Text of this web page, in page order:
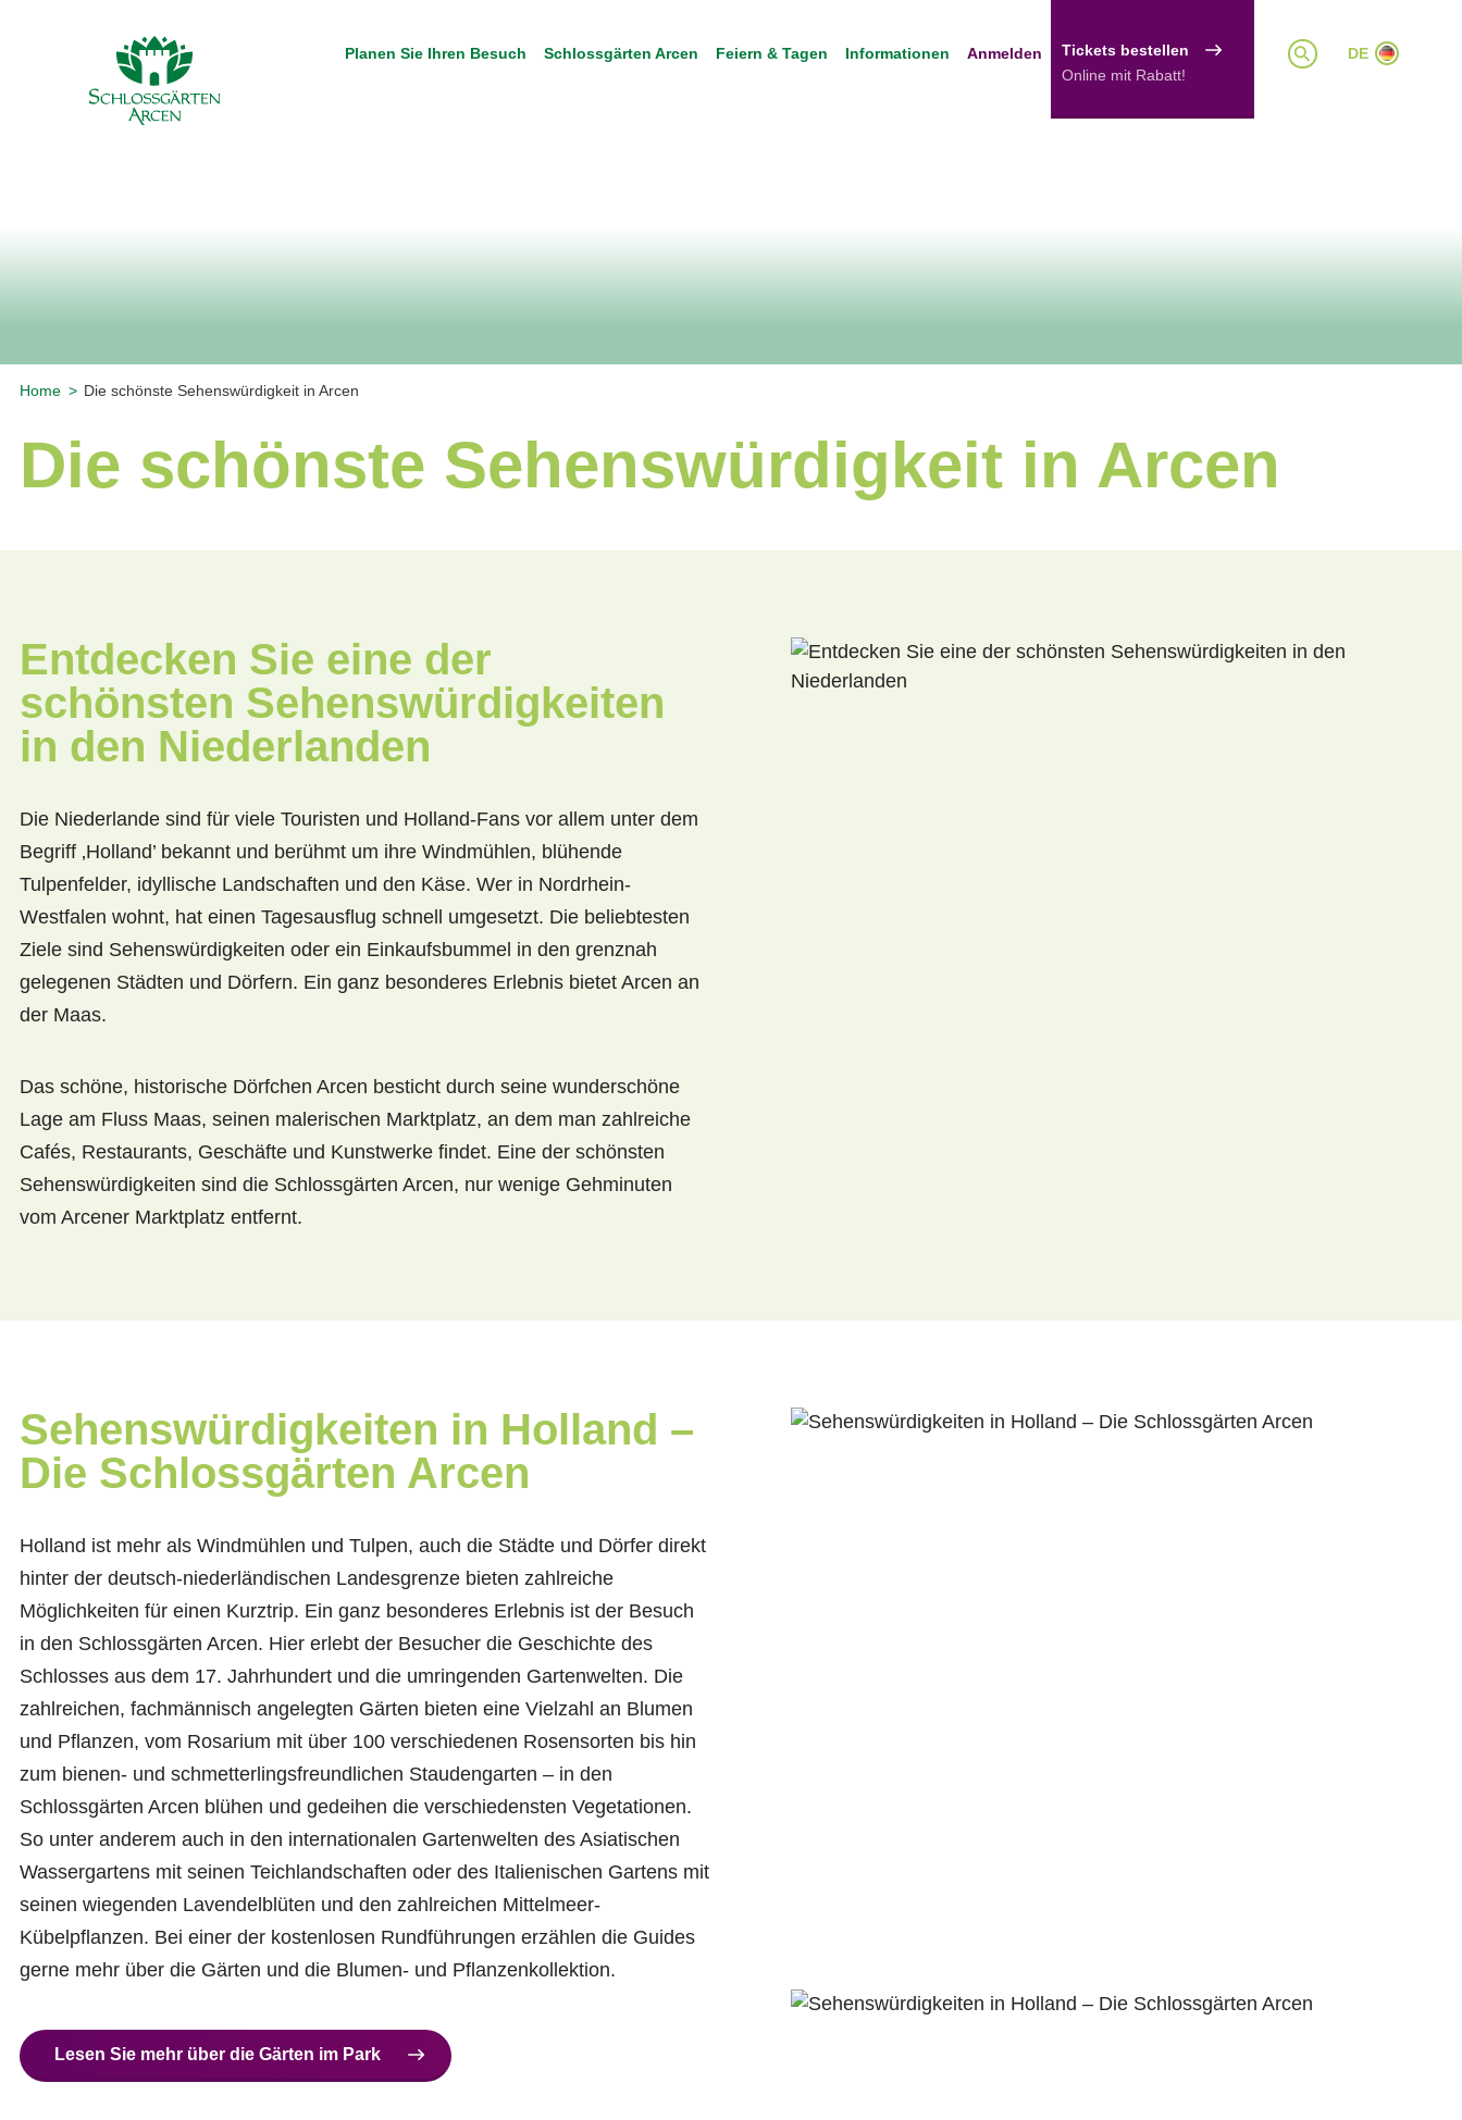
Planen Sie Ihren Besuch Schlossgärten Arcen Feiern & Tagen Informationen Anmelden
Tickets bestellen
Online mit Rabatt!
DE
Home Die schönste Sehenswürdigkeit in Arcen
Die schönste Sehenswürdigkeit in Arcen
Entdecken Sie eine der
schönsten Sehenswürdigkeiten
in den Niederlanden
Die Niederlande sind für viele Touristen und Holland-Fans vor allem unter dem
Begriff ‚Holland’ bekannt und berühmt um ihre Windmühlen, blühende
Tulpenfelder, idyllische Landschaften und den Käse. Wer in Nordrhein-
Westfalen wohnt, hat einen Tagesausflug schnell umgesetzt. Die beliebtesten
Ziele sind Sehenswürdigkeiten oder ein Einkaufsbummel in den grenznah
gelegenen Städten und Dörfern. Ein ganz besonderes Erlebnis bietet Arcen an
der Maas.
Das schöne, historische Dörfchen Arcen besticht durch seine wunderschöne
Lage am Fluss Maas, seinen malerischen Marktplatz, an dem man zahlreiche
Cafés, Restaurants, Geschäfte und Kunstwerke findet. Eine der schönsten
Sehenswürdigkeiten sind die Schlossgärten Arcen, nur wenige Gehminuten
vom Arcener Marktplatz entfernt.
Sehenswürdigkeiten in Holland –
Die Schlossgärten Arcen
Holland ist mehr als Windmühlen und Tulpen, auch die Städte und Dörfer direkt
hinter der deutsch-niederländischen Landesgrenze bieten zahlreiche
Möglichkeiten für einen Kurztrip. Ein ganz besonderes Erlebnis ist der Besuch
in den Schlossgärten Arcen. Hier erlebt der Besucher die Geschichte des
Schlosses aus dem 17. Jahrhundert und die umringenden Gartenwelten. Die
zahlreichen, fachmännisch angelegten Gärten bieten eine Vielzahl an Blumen
und Pflanzen, vom Rosarium mit über 100 verschiedenen Rosensorten bis hin
zum bienen- und schmetterlingsfreundlichen Staudengarten – in den
Schlossgärten Arcen blühen und gedeihen die verschiedensten Vegetationen.
So unter anderem auch in den internationalen Gartenwelten des Asiatischen
Wassergartens mit seinen Teichlandschaften oder des Italienischen Gartens mit
seinen wiegenden Lavendelblüten und den zahlreichen Mittelmeer-
Kübelpflanzen. Bei einer der kostenlosen Rundführungen erzählen die Guides
gerne mehr über die Gärten und die Blumen- und Pflanzenkollektion.
Lesen Sie mehr über die Gärten im Park